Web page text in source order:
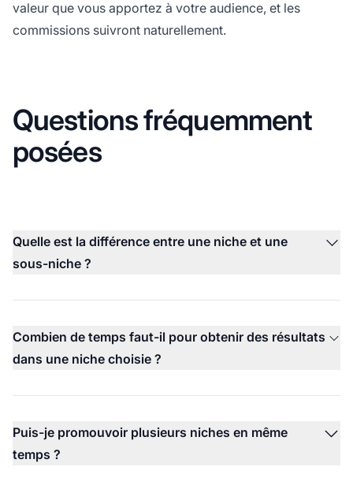
valeur que vous apportez à votre audience, et les
commissions suivront naturellement.
Questions fréquemment
posées
Quelle est la différence entre une niche et une
sous-niche ?
Combien de temps faut-il pour obtenir des résultats
dans une niche choisie ?
Puis-je promouvoir plusieurs niches en même
temps ?